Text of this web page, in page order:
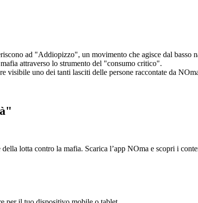
ad "Addiopizzo", un movimento che agisce dal
attraverso lo strumento del "consumo critico".
visibile uno dei tanti lasciti delle persone raccontate da
lotta contro la mafia. Scarica l’app NOma e scopri i